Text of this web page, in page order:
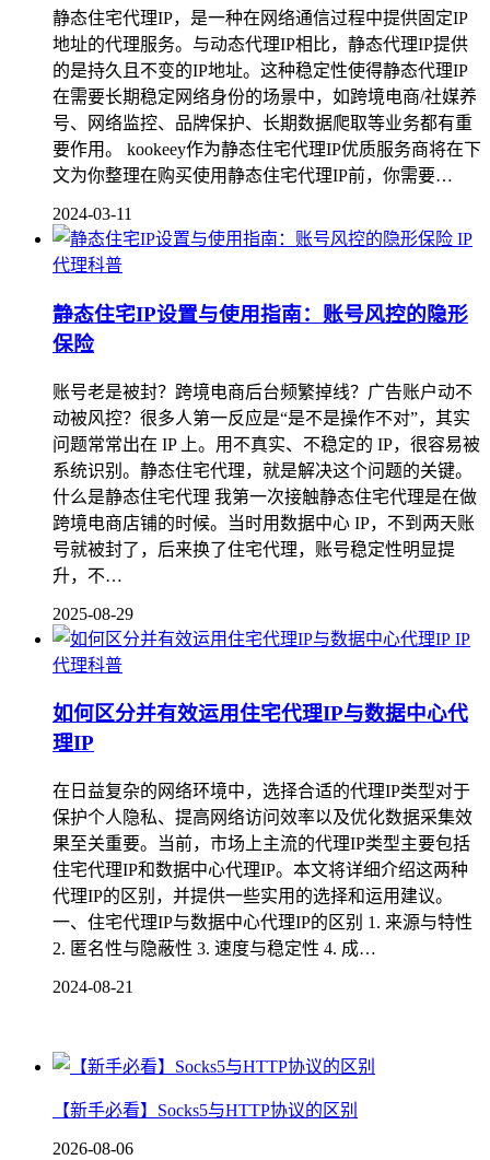
静态住宅代理IP，是一种在网络通信过程中提供固定IP
地址的代理服务。与动态代理IP相比，静态代理IP提供
的是持久且不变的IP地址。这种稳定性使得静态代理IP
在需要长期稳定网络身份的场景中，如跨境电商/社媒养
号、网络监控、品牌保护、长期数据爬取等业务都有重
要作用。 kookeey作为静态住宅代理IP优质服务商将在下
文为你整理在购买使用静态住宅代理IP前，你需要…
2024-03-11
IP
代理科普
静态住宅IP设置与使用指南：账号风控的隐形
保险
账号老是被封？跨境电商后台频繁掉线？广告账户动不
动被风控？很多人第一反应是“是不是操作不对”，其实
问题常常出在 IP 上。用不真实、不稳定的 IP，很容易被
系统识别。静态住宅代理，就是解决这个问题的关键。
什么是静态住宅代理 我第一次接触静态住宅代理是在做
跨境电商店铺的时候。当时用数据中心 IP，不到两天账
号就被封了，后来换了住宅代理，账号稳定性明显提
升，不…
2025-08-29
IP
代理科普
如何区分并有效运用住宅代理IP与数据中心代
理IP
在日益复杂的网络环境中，选择合适的代理IP类型对于
保护个人隐私、提高网络访问效率以及优化数据采集效
果至关重要。当前，市场上主流的代理IP类型主要包括
住宅代理IP和数据中心代理IP。本文将详细介绍这两种
代理IP的区别，并提供一些实用的选择和运用建议。
一、住宅代理IP与数据中心代理IP的区别 1. 来源与特性
2. 匿名性与隐蔽性 3. 速度与稳定性 4. 成…
2024-08-21
【新手必看】Socks5与HTTP协议的区别
2026-08-06